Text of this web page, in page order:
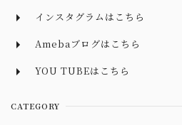
インスタグラムはこちら
Amebaブログはこちら
YOU TUBEはこちら
CATEGORY